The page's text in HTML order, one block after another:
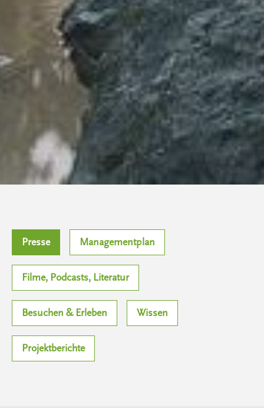
Presse Managementplan
Filme, Podcasts, Literatur
Besuchen & Erleben Wissen
Projektberichte